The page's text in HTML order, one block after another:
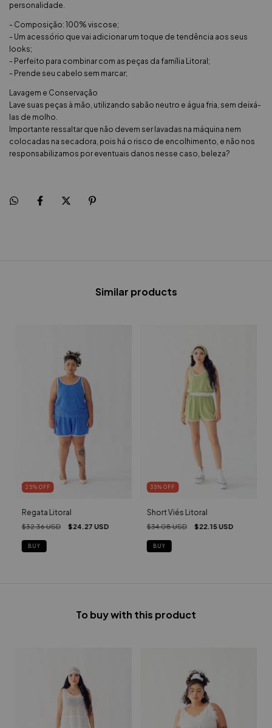
personalidade.
- Composição: 100% viscose;
- Um acessório que vai adicionar um toque de tendência aos seus
looks;
- Perfeito para combinar com as peças da família Litoral;
- Prende seu cabelo sem marcar;
Lavagem e Conservação
Lave suas peças à mão, utilizando sabão neutro e água fria, sem deixá-
las de molho.
Importante ressaltar que não devem ser lavadas na máquina nem
colocadas na secadora, pois há o risco de encolhimento, e não nos
responsabilizamos por eventuais danos nesse caso, beleza?
Similar products
25% OFF
Regata Litoral
$32.36 USD $24.27 USD
BUY
35%OFF
Short Viés Litoral
$34.08 USD $22.15 USD
BUY
To buy with this product